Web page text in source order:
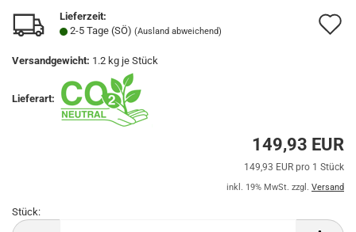
Lieferzeit:
2-5 Tage (SÖ) (Ausland abweichend)
Versandgewicht: 1.2 kg je Stück
Lieferart:
149,93 EUR
149,93 EUR pro 1 Stück
inkl. 19% MwSt. zzgl. Versand
Stück:
Stück